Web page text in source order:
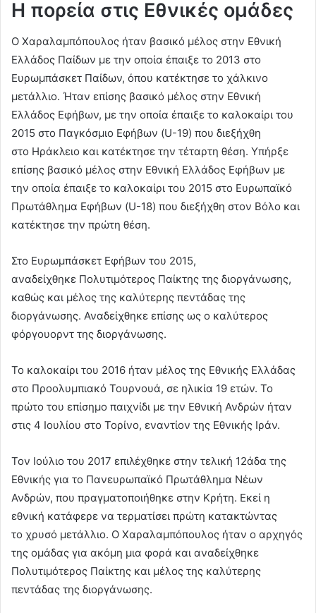
Η πορεία στις Εθνικές ομάδες
Ο Χαραλαμπόπουλος ήταν βασικό μέλος στην Εθνική
Ελλάδος Παίδων με την οποία έπαιξε το 2013 στο
Ευρωμπάσκετ Παίδων, όπου κατέκτησε το χάλκινο
μετάλλιο. Ήταν επίσης βασικό μέλος στην Εθνική
Ελλάδος Εφήβων, με την οποία έπαιξε το καλοκαίρι του
2015 στο Παγκόσμιο Εφήβων (U-19) που διεξήχθη
στο Ηράκλειο και κατέκτησε την τέταρτη θέση. Υπήρξε
επίσης βασικό μέλος στην Εθνική Ελλάδος Εφήβων με
την οποία έπαιξε το καλοκαίρι του 2015 στο Ευρωπαϊκό
Πρωτάθλημα Εφήβων (U-18) που διεξήχθη στον Βόλο και
κατέκτησε την πρώτη θέση.
Στο Ευρωμπάσκετ Εφήβων του 2015,
αναδείχθηκε Πολυτιμότερος Παίκτης της διοργάνωσης,
καθώς και μέλος της καλύτερης πεντάδας της
διοργάνωσης. Αναδείχθηκε επίσης ως ο καλύτερος
φόργουορντ της διοργάνωσης.
Το καλοκαίρι του 2016 ήταν μέλος της Εθνικής Ελλάδας
στο Προολυμπιακό Τουρνουά, σε ηλικία 19 ετών. Το
πρώτο του επίσημο παιχνίδι με την Εθνική Ανδρών ήταν
στις 4 Ιουλίου στο Τορίνο, εναντίον της Εθνικής Ιράν.
Τον Ιούλιο του 2017 επιλέχθηκε στην τελική 12άδα της
Εθνικής για το Πανευρωπαϊκό Πρωτάθλημα Νέων
Ανδρών, που πραγματοποιήθηκε στην Κρήτη. Εκεί η
εθνική κατάφερε να τερματίσει πρώτη κατακτώντας
το χρυσό μετάλλιο. Ο Χαραλαμπόπουλος ήταν ο αρχηγός
της ομάδας για ακόμη μια φορά και αναδείχθηκε
Πολυτιμότερος Παίκτης και μέλος της καλύτερης
πεντάδας της διοργάνωσης.